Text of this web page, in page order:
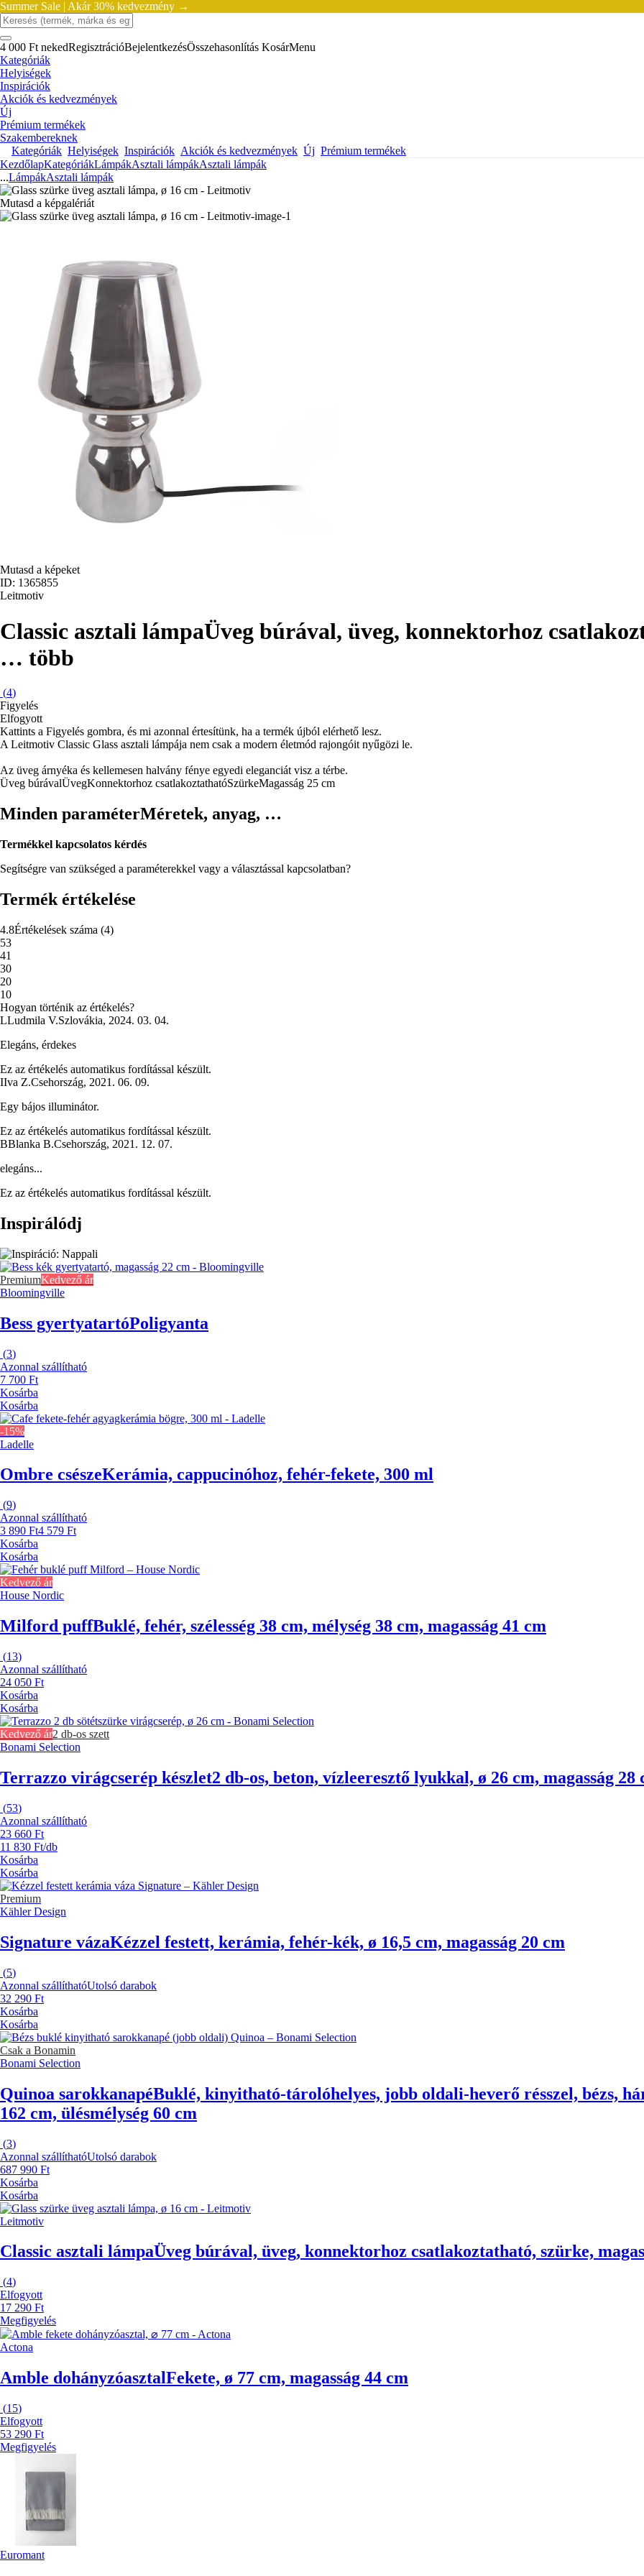
Summer Sale | Akár 30% kedvezmény →
4 000 Ft nekedRegisztrációBejelentkezésÖsszehasonlítás KosárMenu
Kategóriák
Helyiségek
Inspirációk
Akciók és kedvezmények
Új
Prémium termékek
Szakembereknek
Kategóriák Helyiségek Inspirációk Akciók és kedvezmények Új Prémium termékek
KezdőlapKategóriákLámpákAsztali lámpákAsztali lámpák
...LámpákAsztali lámpák
Mutasd a képgalériát
Mutasd a képeket
ID: 1365855
Leitmotiv
Classic asztali lámpaÜveg búrával, üveg, konnektorhoz
… több
(4)
Figyelés
Elfogyott
Kattints a Figyelés gombra, és mi azonnal értesítünk, ha a termék újból elérhető lesz.
A Leitmotiv Classic Glass asztali lámpája nem csak a modern életmód rajongóit nyűgözi le.
Az üveg árnyéka és kellemesen halvány fénye egyedi eleganciát visz a térbe.
Üveg búrávalÜvegKonnektorhoz csatlakoztathatóSzürkeMagasság 25 cm
Minden paraméterMéretek, anyag, …
Termékkel kapcsolatos kérdés
Segítségre van szükséged a paraméterekkel vagy a választással kapcsolatban?
Termék értékelése
4.8Értékelések száma (4)
53
41
30
20
10
Hogyan történik az értékelés?
LLudmila V.Szlovákia, 2024. 03. 04.
Elegáns, érdekes
Ez az értékelés automatikus fordítással készült.
IIva Z.Csehország, 2021. 06. 09.
Egy bájos illuminátor.
Ez az értékelés automatikus fordítással készült.
BBlanka B.Csehország, 2021. 12. 07.
elegáns...
Ez az értékelés automatikus fordítással készült.
Inspirálódj
PremiumKedvező ár
Bloomingville
Bess gyertyatartóPoligyanta
(3)
Azonnal szállítható
7 700 Ft
Kosárba
Kosárba
-15%
Ladelle
Ombre csészeKerámia, cappucinóhoz, fehér-fekete, 300 ml
(9)
Azonnal szállítható
3 890 Ft4 579 Ft
Kosárba
Kosárba
Kedvező ár
House Nordic
Milford puffBuklé, fehér, szélesség 38 cm, mélység 38 cm, magasság 41 cm
(13)
Azonnal szállítható
24 050 Ft
Kosárba
Kosárba
Kedvező ár2 db-os szett
Bonami Selection
Terrazzo virágcserép készlet2 db-os, beton, vízleeresztő lyukkal, ø 26 cm, magasság 28
(53)
Azonnal szállítható
23 660 Ft
11 830 Ft/db
Kosárba
Kosárba
Premium
Kähler Design
Signature vázaKézzel festett, kerámia, fehér-kék, ø 16,5 cm, magasság 20 cm
(5)
Azonnal szállíthatóUtolsó darabok
32 290 Ft
Kosárba
Kosárba
Csak a Bonamin
Bonami Selection
Quinoa sarokkanapéBuklé, kinyitható-tárolóhelyes, jobb oldali-heverő résszel, bézs,
162 cm, ülésmélység 60 cm
(3)
Azonnal szállíthatóUtolsó darabok
687 990 Ft
Kosárba
Kosárba
Leitmotiv
Classic asztali lámpaÜveg búrával, üveg, konnektorhoz csatlakoztatható, szürke,
(4)
Elfogyott
17 290 Ft
Megfigyelés
Actona
Amble dohányzóasztalFekete, ø 77 cm, magasság 44 cm
(15)
Elfogyott
53 290 Ft
Megfigyelés
Euromant